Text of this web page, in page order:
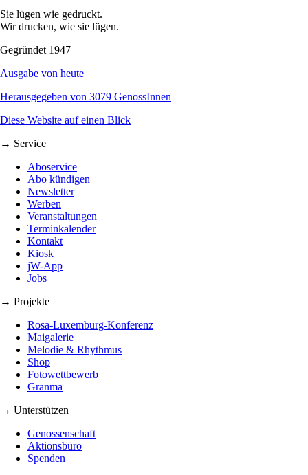
Sie lügen wie gedruckt.
Wir drucken, wie sie lügen.
Gegründet 1947
Ausgabe von heute
Herausgegeben von 3079 GenossInnen
Diese Website auf einen Blick
→ Service
Aboservice
Abo kündigen
Newsletter
Werben
Veranstaltungen
Terminkalender
Kontakt
Kiosk
jW-App
Jobs
→ Projekte
Rosa-Luxemburg-Konferenz
Maigalerie
Melodie & Rhythmus
Shop
Fotowettbewerb
Granma
→ Unterstützen
Genossenschaft
Aktionsbüro
Spenden